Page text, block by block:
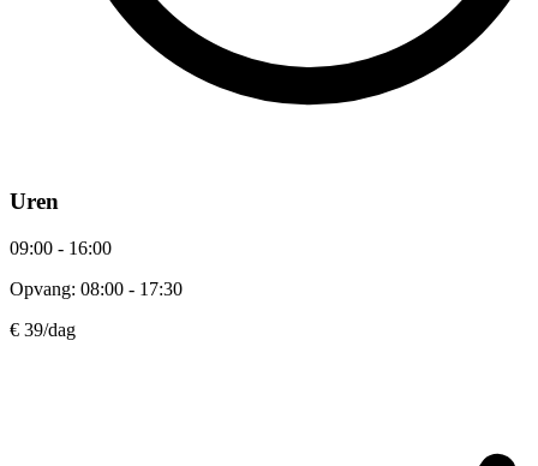
Uren
09:00 - 16:00
Opvang: 08:00 - 17:30
€ 39/dag